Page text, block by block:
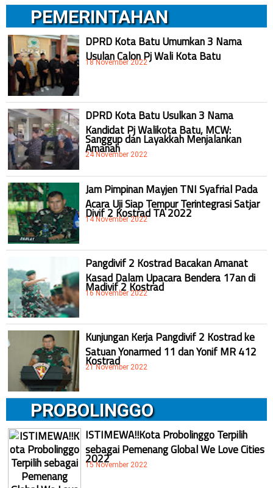
PEMERINTAHAN
DPRD Kota Batu Umumkan 3 Nama
Usulan Calon Pj Wali Kota Batu
18 November 2022
DPRD Kota Batu Usulkan 3 Nama
Kandidat Pj Walikota Batu, MCW:
Sanggup dan Layakkah Menjalankan
Amanah
24 November 2022
Jam Pimpinan Mayjen TNI Syafrial Pada
Acara Uji Siap Tempur Terintegrasi Satjar
Divif 2 Kostrad TA 2022
14 November 2022
Pangdivif 2 Kostrad Bacakan Amanat
Kasad Dalam Upacara Bendera 17an di
Madivif 2 Kostrad
16 November 2022
Kunjungan Kerja Pangdivif 2 Kostrad ke
Satuan Yonarmed 11 dan Yonif MR 412
Kostrad
21 November 2022
PROBOLINGGO
ISTIMEWA!!Kota Probolinggo Terpilih
sebagai Pemenang Global We Love Cities
2022
15 November 2022